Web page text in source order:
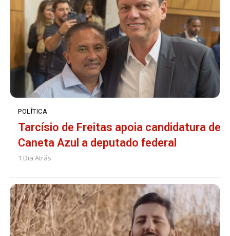
POLÍTICA
Tarcísio de Freitas apoia candidatura de
Caneta Azul a deputado federal
1 Dia Atrás